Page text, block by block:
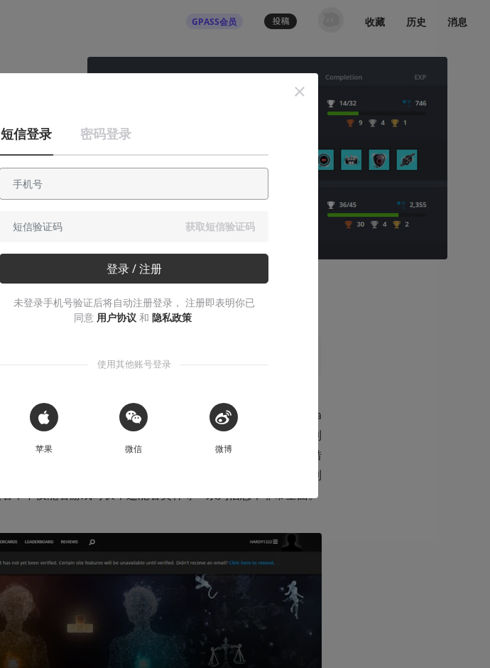
GPASS会员 收藏 历史 消息
都
个很别扭的地方，那就是在查看奖杯列表的时候无法像 Stea
如果游戏内不支持，你很难有方法统计到今年陪你玩的游戏到
的时候，PlayStation
推出了年度账单回顾活动
，玩家们才能借
大家介绍一个良心网站，咱们终于不用受制于索尼官方的限制
，不仅能看游戏时长，还能看奖杯等一系列信息，非常全面。
短信登录 密码登录
获取短信验证码
登录 / 注册
未登录手机号验证后将自动注册登录， 注册即表明你已
同意 用户协议 和 隐私政策
使用其他账号登录
 Sign in with Apple
苹果 微信 微博